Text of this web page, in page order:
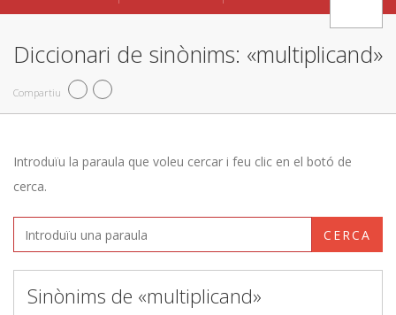
Diccionari de sinònims: «multiplicand»
Compartiu
Introduïu la paraula que voleu cercar i feu clic en el botó de
cerca.
CERCA
Sinònims de «multiplicand»